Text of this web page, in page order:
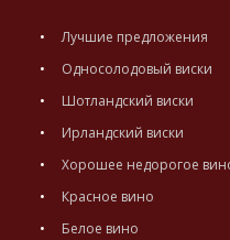
Лучшие предложения
Односолодовый виски
Шотландский виски
Ирландский виски
Хорошее недорогое
Красное вино
Белое вино